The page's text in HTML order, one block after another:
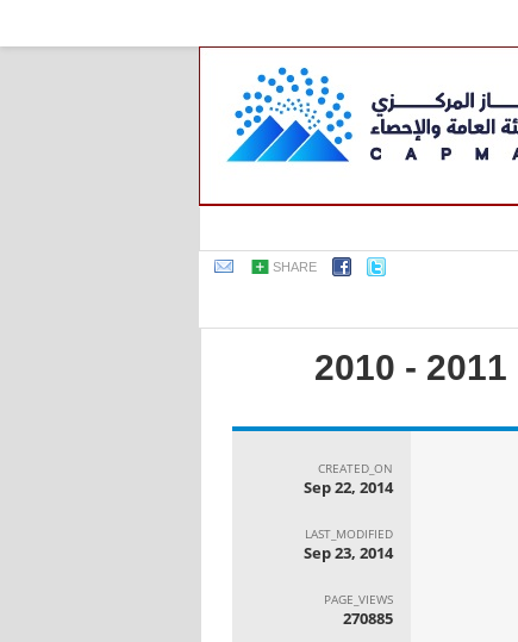
SHARE
CREATED_ON
Sep 22, 2014
LAST_MODIFIED
Sep 23, 2014
PAGE_VIEWS
270885